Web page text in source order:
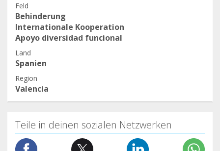
Feld
Behinderung
Internationale Kooperation
Apoyo diversidad funcional
Land
Spanien
Region
Valencia
Teile in deinen sozialen Netzwerken